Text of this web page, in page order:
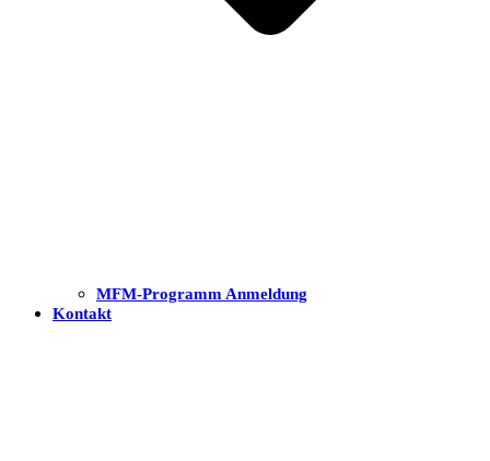
MFM-Programm Anmeldung
Kontakt